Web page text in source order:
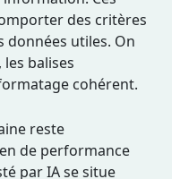
des critères
données utiles. On
balises
cohérent.
reste
de performance
par IA se situe